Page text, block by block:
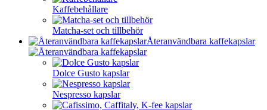
Kaffebehållare
Matcha-set och tillbehör
Återanvändbara kaffekapslar
Dolce Gusto kapslar
Nespresso kapslar